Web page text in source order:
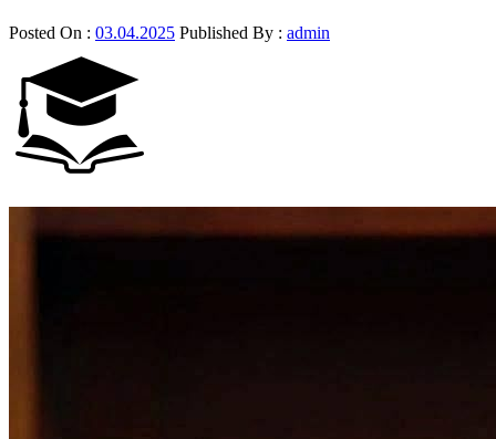
Posted On : 03.04.2025 Published By : admin